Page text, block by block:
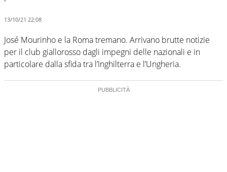
13/10/21 22:08
José Mourinho e la Roma tremano. Arrivano brutte notizie
per il club giallorosso dagli impegni delle nazionali e in
particolare dalla sfida tra l’Inghilterra e l’Ungheria.